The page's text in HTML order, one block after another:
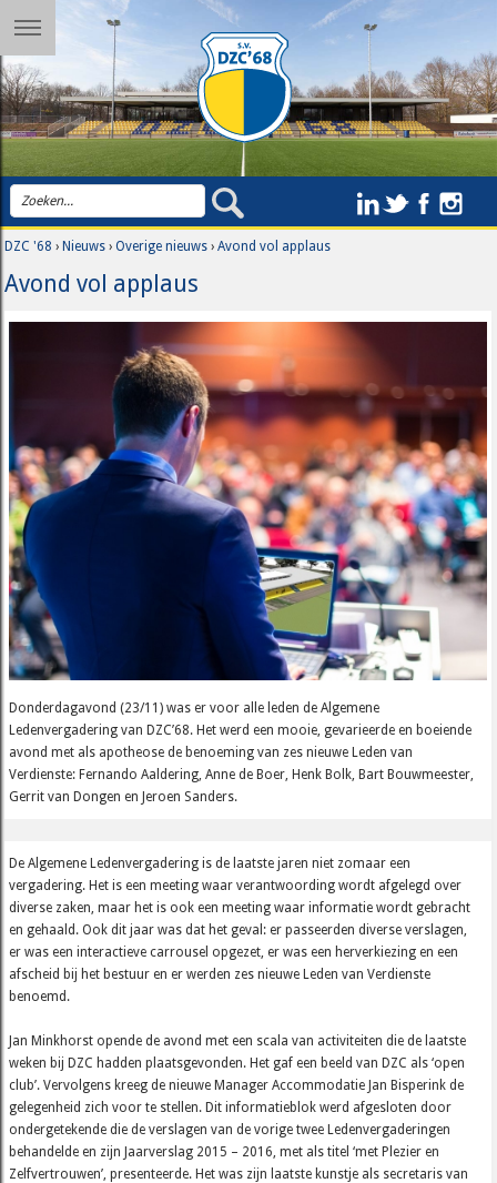
DZC '68 ›Nieuws ›Overige nieuws ›Avond vol applaus
Avond vol applaus
Donderdagavond (23/11) was er voor alle leden de Algemene
Ledenvergadering van DZC’68. Het werd een mooie, gevarieerde en boeiende
avond met als apotheose de benoeming van zes nieuwe Leden van
Verdienste: Fernando Aaldering, Anne de Boer, Henk Bolk, Bart Bouwmeester,
Gerrit van Dongen en Jeroen Sanders.
De Algemene Ledenvergadering is de laatste jaren niet zomaar een
vergadering. Het is een meeting waar verantwoording wordt afgelegd over
diverse zaken, maar het is ook een meeting waar informatie wordt gebracht
en gehaald. Ook dit jaar was dat het geval: er passeerden diverse verslagen,
er was een interactieve carrousel opgezet, er was een herverkiezing en een
afscheid bij het bestuur en er werden zes nieuwe Leden van Verdienste
benoemd.
Jan Minkhorst opende de avond met een scala van activiteiten die de laatste
weken bij DZC hadden plaatsgevonden. Het gaf een beeld van DZC als ‘open
club’. Vervolgens kreeg de nieuwe Manager Accommodatie Jan Bisperink de
gelegenheid zich voor te stellen. Dit informatieblok werd afgesloten door
ondergetekende die de verslagen van de vorige twee Ledenvergaderingen
behandelde en zijn Jaarverslag 2015 – 2016, met als titel ‘met Plezier en
Zelfvertrouwen’, presenteerde. Het was zijn laatste kunstje als secretaris van